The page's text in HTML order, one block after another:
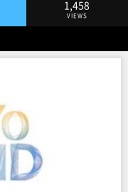
1,458
VIEWS